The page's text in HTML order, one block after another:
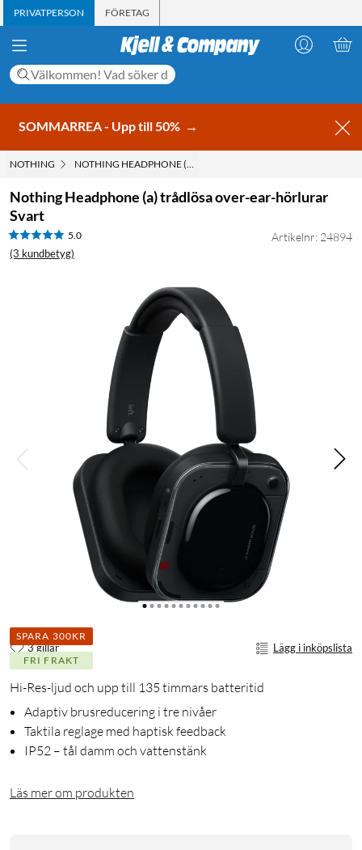
PRIVATPERSON FÖRETAG
SOMMARREA - Upp till 50% →
NOTHING NOTHING HEADPHONE (A) TRÅDLÖSA OVER-EAR-HÖRLURAR
Nothing Headphone (a) trådlösa over-ear-hörlurar
Svart
5.0
(3 kundbetyg)
Artikelnr: 24894
SPARA 300KR
FRI FRAKT
3 gillar Lägg i inköpslista
Hi-Res-ljud och upp till 135 timmars batteritid
Adaptiv brusreducering i tre nivåer
Taktila reglage med haptisk feedback
IP52 – tål damm och vattenstänk
Läs mer om produkten